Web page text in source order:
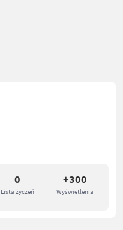
0
Lista życzeń
+300
Wyświetlenia